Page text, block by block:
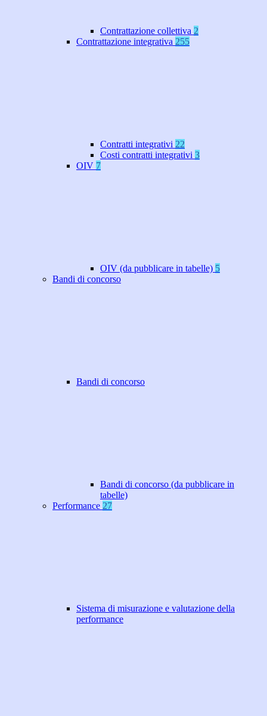
Contrattazione collettiva 2
Contrattazione integrativa 255
Contratti integrativi 22
Costi contratti integrativi 3
OIV 7
OIV (da pubblicare in tabelle) 5
Bandi di concorso
Bandi di concorso
Bandi di concorso (da pubblicare in
tabelle)
Performance 27
Sistema di misurazione e valutazione della
performance